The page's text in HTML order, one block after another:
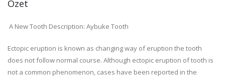
Özet
A New Tooth Description: Aybuke Tooth
Ectopic eruption is known as changing way of eruption the tooth
does not follow normal course. Although ectopic eruption of tooth is
not a common phenomenon, cases have been reported in the